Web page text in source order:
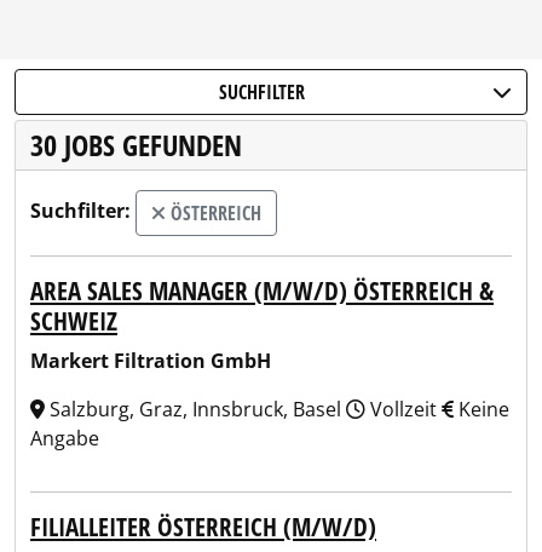
SUCHFILTER
30 JOBS GEFUNDEN
Suchfilter: ÖSTERREICH
AREA SALES MANAGER (M/W/D) ÖSTERREICH &
SCHWEIZ
Markert Filtration GmbH
Salzburg, Graz, Innsbruck, Basel
Vollzeit
Keine
Angabe
FILIALLEITER ÖSTERREICH (M/W/D)